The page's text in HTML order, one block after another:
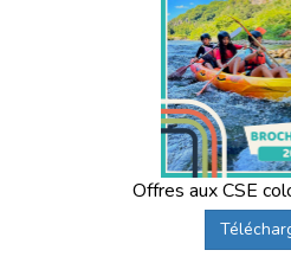
Offres aux CSE